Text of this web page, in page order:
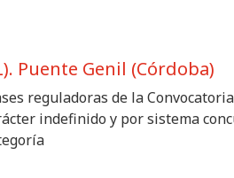
Puente Genil (Córdoba)
reguladoras de la
indefinido y por sistema